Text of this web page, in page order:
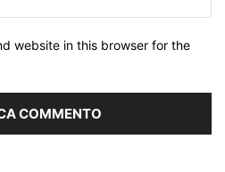
website in this browser for the